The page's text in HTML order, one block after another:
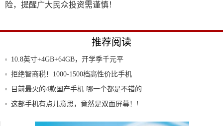
险，提醒广大民众投资需谨慎！
推荐阅读
10.8英寸+4GB+64GB，开学季千元平
拒绝智商税！1000-1500档高性价比手机
目前最火的4款国产手机 哪一个都是不错的
选择
这部手机有点儿意思，竟然是双面屏幕！!